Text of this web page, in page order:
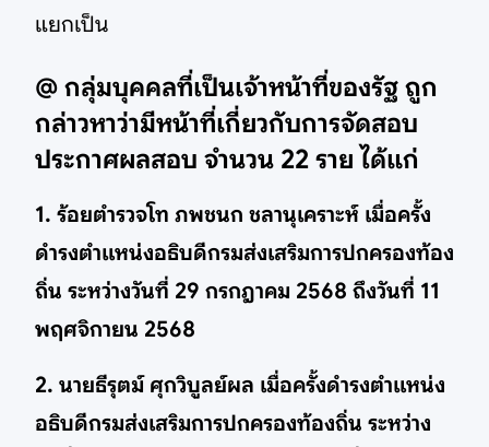
แยกเป็น
@ กลุ่มบุคคลที่เป็นเจ้าหน้าที่ของรัฐ ถูก
กล่าวหาว่ามีหน้าที่เกี่ยวกับการจัดสอบ
ประกาศผลสอบ จำนวน 22 ราย ได้แก่
1. ร้อยตำรวจโท ภพชนก ชลานุเคราะห์ เมื่อครั้ง
ดำรงตำแหน่งอธิบดีกรมส่งเสริมการปกครองท้อง
ถิ่น ระหว่างวันที่ 29 กรกฎาคม 2568 ถึงวันที่ 11
พฤศจิกายน 2568
2. นายธีรุตม์ ศุกวิบูลย์ผล เมื่อครั้งดำรงตำแหน่ง
อธิบดีกรมส่งเสริมการปกครองท้องถิ่น ระหว่าง